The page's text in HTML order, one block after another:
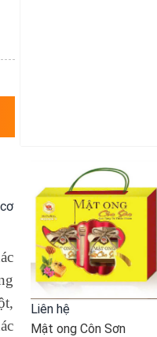
Liên hệ
Mật ong Côn Sơn